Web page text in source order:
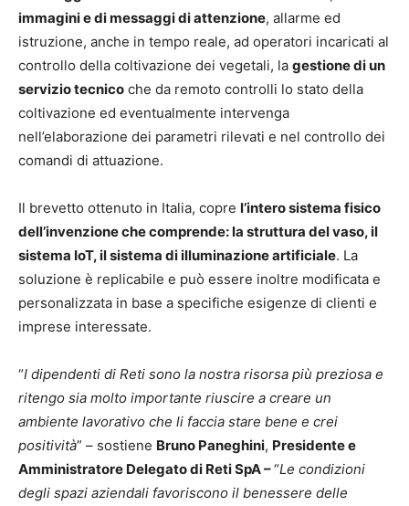
immagini e di messaggi di attenzione, allarme ed
istruzione, anche in tempo reale, ad operatori incaricati al
controllo della coltivazione dei vegetali, la gestione di un
servizio tecnico che da remoto controlli lo stato della
coltivazione ed eventualmente intervenga
nell’elaborazione dei parametri rilevati e nel controllo dei
comandi di attuazione.
Il brevetto ottenuto in Italia, copre l’intero sistema fisico
dell’invenzione che comprende: la struttura del vaso, il
sistema IoT, il sistema di illuminazione artificiale. La
soluzione è replicabile e può essere inoltre modificata e
personalizzata in base a specifiche esigenze di clienti e
imprese interessate.
“I dipendenti di Reti sono la nostra risorsa più preziosa e
ritengo sia molto importante riuscire a creare un
ambiente lavorativo che li faccia stare bene e crei
positività” – sostiene Bruno Paneghini, Presidente e
Amministratore Delegato di Reti SpA –“Le condizioni
degli spazi aziendali favoriscono il benessere delle